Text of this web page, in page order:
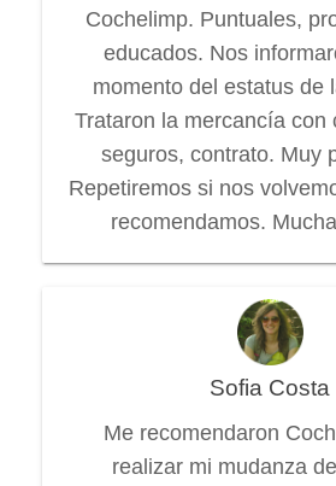
Cochelimp. Puntuales,
educados. Nos
momento del estatus de
Trataron la mercancía con
seguros, contrato. Muy
Repetiremos si nos
recomendamos.
Sofia Costa
Me recomendaron
realizar mi mudanza